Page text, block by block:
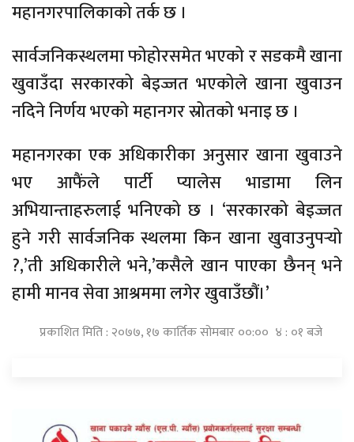
महानगरपालिकाको तर्क छ ।
सार्वजनिकस्थलमा फोहोरसमेत भएको र सडकमै खाना
खुवाउँदा सरकारको बेइज्जत भएकोले खाना खुवाउन
नदिने निर्णय भएको महानगर स्रोतको भनाइ छ ।
महानगरका एक अधिकारीका अनुसार खाना खुवाउने
भए आफैंले पार्टी प्यालेस भाडामा लिन
अभियान्ताहरुलाई भनिएको छ । ‘सरकारको बेइज्जत
हुने गरी सार्वजनिक स्थलमा किन खाना खुवाउनुपर्‍यो
?,’ती अधिकारीले भने,’कसैले खान पाएका छैनन् भने
हामी मानव सेवा आश्रममा लगेर खुवाउँछौं।’
प्रकाशित मिति : २०७७, १७ कार्तिक सोमबार ००:०० ४ : ०१ बजे